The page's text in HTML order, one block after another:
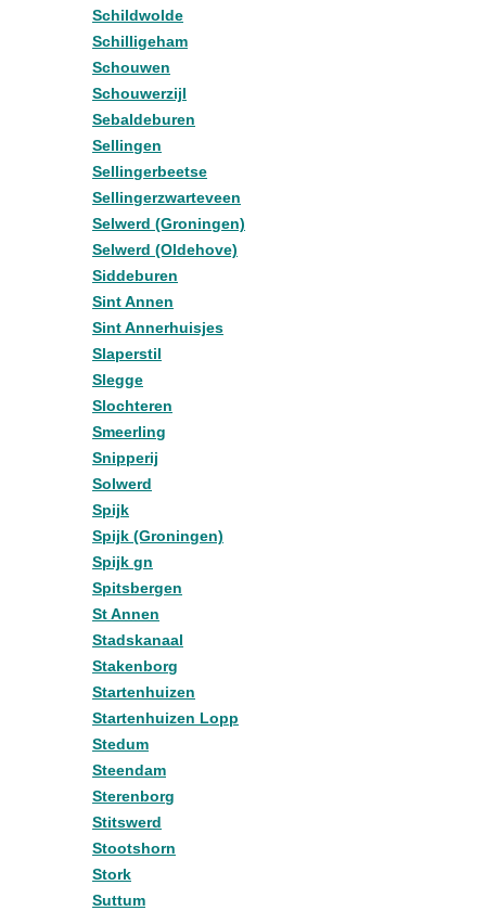
Schildwolde
Schilligeham
Schouwen
Schouwerzijl
Sebaldeburen
Sellingen
Sellingerbeetse
Sellingerzwarteveen
Selwerd (Groningen)
Selwerd (Oldehove)
Siddeburen
Sint Annen
Sint Annerhuisjes
Slaperstil
Slegge
Slochteren
Smeerling
Snipperij
Solwerd
Spijk
Spijk (Groningen)
Spijk gn
Spitsbergen
St Annen
Stadskanaal
Stakenborg
Startenhuizen
Startenhuizen Lopp
Stedum
Steendam
Sterenborg
Stitswerd
Stootshorn
Stork
Suttum